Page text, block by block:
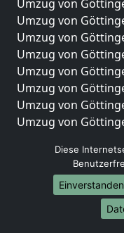
Umzug von
Umzug von
Umzug von
Umzug von
Umzug von
Umzug von
Umzug von
Umzug von
Umzüge-
Umzug von
Umzug von
Umzug von
Diese
Einverstanden